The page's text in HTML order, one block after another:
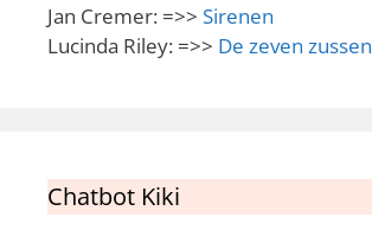
Jan Cremer: =>> Sirenen
Lucinda Riley: =>> De zeven zussen
Chatbot Kiki